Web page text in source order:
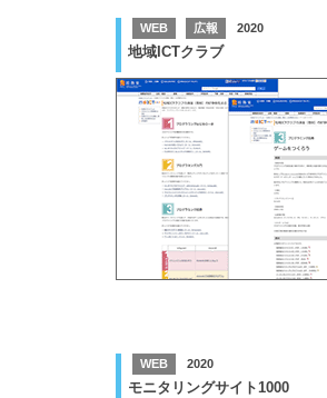
WEB 広報 2020
地域ICTクラブ
WEB 2020
モニタリングサイト1000